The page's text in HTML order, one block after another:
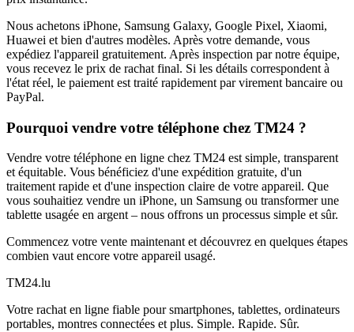
Nous achetons iPhone, Samsung Galaxy, Google Pixel, Xiaomi,
Huawei et bien d'autres modèles. Après votre demande, vous
expédiez l'appareil gratuitement. Après inspection par notre équipe,
vous recevez le prix de rachat final. Si les détails correspondent à
l'état réel, le paiement est traité rapidement par virement bancaire ou
PayPal.
Pourquoi vendre votre téléphone chez TM24 ?
Vendre votre téléphone en ligne chez TM24 est simple, transparent
et équitable. Vous bénéficiez d'une expédition gratuite, d'un
traitement rapide et d'une inspection claire de votre appareil. Que
vous souhaitiez vendre un iPhone, un Samsung ou transformer une
tablette usagée en argent – nous offrons un processus simple et sûr.
Commencez votre vente maintenant et découvrez en quelques étapes
combien vaut encore votre appareil usagé.
TM24.lu
Votre rachat en ligne fiable pour smartphones, tablettes, ordinateurs
portables, montres connectées et plus. Simple. Rapide. Sûr.